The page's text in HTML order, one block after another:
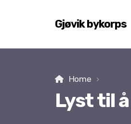
Gjøvik bykorps
Home
Lyst til